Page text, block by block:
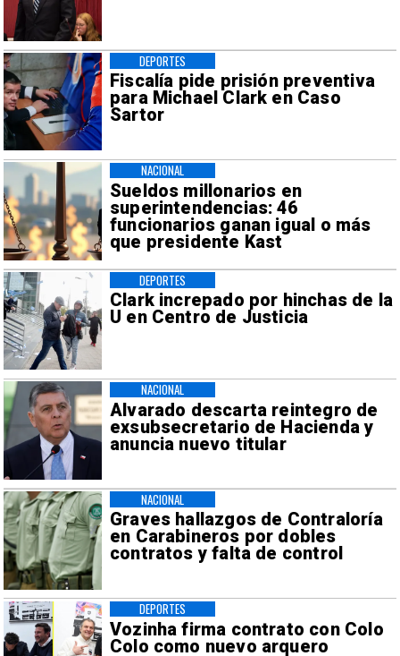
Fiscalía pide prisión preventiva
para Michael Clark en Caso
Sartor
DEPORTES
Sueldos millonarios en
superintendencias: 46
funcionarios ganan igual o más
que presidente Kast
NACIONAL
Clark increpado por hinchas de la
U en Centro de Justicia
DEPORTES
Alvarado descarta reintegro de
exsubsecretario de Hacienda y
anuncia nuevo titular
NACIONAL
Graves hallazgos de Contraloría
en Carabineros por dobles
contratos y falta de control
NACIONAL
Vozinha firma contrato con Colo
Colo como nuevo arquero
DEPORTES